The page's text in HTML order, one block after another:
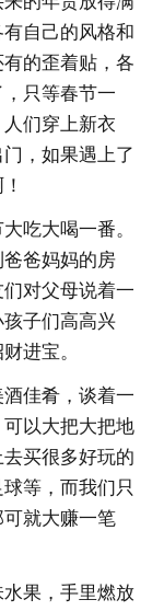
自己的风格和
的歪着贴，各
只等春节一
们穿上新衣
，如果遇上了
吃大喝一番。
爸妈妈的房
对父母说着一
子们高高兴
进宝。
佳肴，谈着一
以大把大把地
买很多好玩的
等，而我们只
就大赚一笔
果，手里燃放